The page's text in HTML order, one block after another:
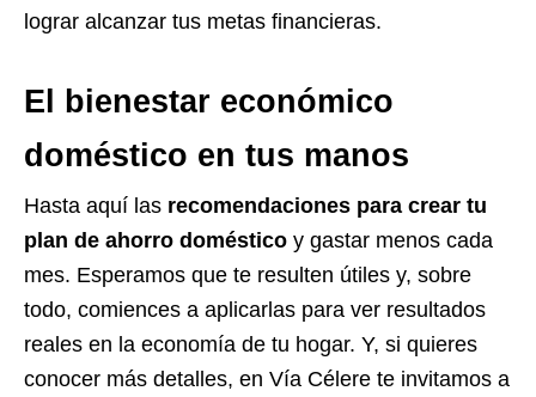
lograr alcanzar tus metas financieras.
El bienestar económico
doméstico en tus manos
Hasta aquí las recomendaciones para crear tu
plan de ahorro doméstico y gastar menos cada
mes. Esperamos que te resulten útiles y, sobre
todo, comiences a aplicarlas para ver resultados
reales en la economía de tu hogar. Y, si quieres
conocer más detalles, en Vía Célere te invitamos a